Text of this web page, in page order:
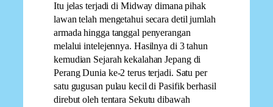
Itu jelas terjadi di Midway dimana pihak
lawan telah mengetahui secara detil jumlah
armada hingga tanggal penyerangan
melalui intelejennya. Hasilnya di 3 tahun
kemudian Sejarah kekalahan Jepang di
Perang Dunia ke-2 terus terjadi. Satu per
satu gugusan pulau kecil di Pasifik berhasil
direbut oleh tentara Sekutu dibawah